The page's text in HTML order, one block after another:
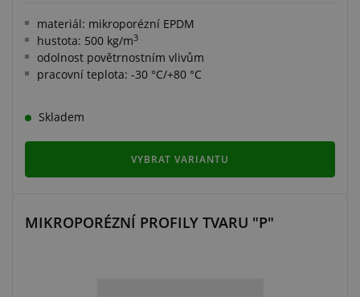
materiál: mikroporézní EPDM
hustota: 500 kg/m3
odolnost povětrnostním vlivům
pracovní teplota: -30 °C/+80 °C
Skladem
VYBRAT VARIANTU
MIKROPORÉZNÍ PROFILY TVARU "P"